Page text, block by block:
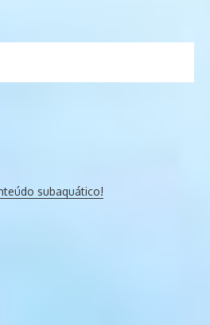
subaquático!